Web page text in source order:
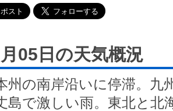
05日の天気概況
州の南岸沿いに停滞。九
島で激しい雨。東北と北